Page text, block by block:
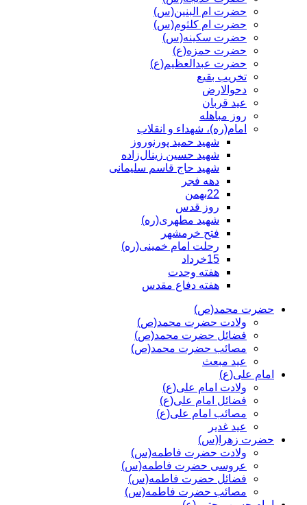
حضرت ام البنین(س)
حضرت ام کلثوم(س)
حضرت سکینه(س)
حضرت حمزه(ع)
حضرت عبدالعظیم(ع)
تخریب بقیع
دحوالارض
عید قربان
روز مباهله
امام(ره)، شهداء و انقلاب
شهید حمید پورنوروز
شهید حسین زینال‌زاده
شهید حاج قاسم سلیمانی
دهه فجر
22بهمن
روز قدس
شهید مطهری(ره)
فتح خرمشهر
رحلت امام خمینی(ره)
15خرداد
هفته وحدت
هفته دفاع مقدس
حضرت محمد(ص)
ولادت حضرت محمد(ص)
فضائل حضرت محمد(ص)
مصائب حضرت محمد(ص)
عید مبعث
امام علی(ع)
ولادت امام علی(ع)
فضائل امام علی(ع)
مصائب امام علی(ع)
عید غدیر
حضرت زهرا(س)
ولادت حضرت فاطمه(س)
عروسی حضرت فاطمه(س)
فضائل حضرت فاطمه(س)
مصائب حضرت فاطمه(س)